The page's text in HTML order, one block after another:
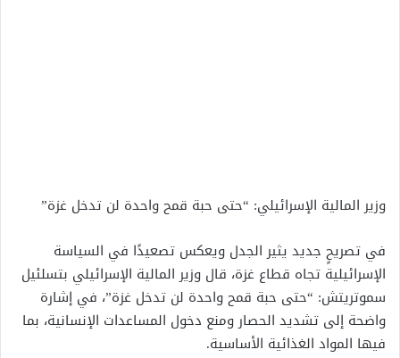
وزير المالية الإسرائيلي: “حتى حبة قمح واحدة لن تدخل غزة”
في تصريحٍ جديد يثير الجدل ويعكس تصعيدًا في السياسة
الإسرائيلية تجاه قطاع غزة، قال وزير المالية الإسرائيلي بتسلئيل
سموتريتش: “حتى حبة قمح واحدة لن تدخل غزة”، في إشارة
واضحة إلى تشديد الحصار ومنع دخول المساعدات الإنسانية، بما
فيها المواد الغذائية الأساسية.